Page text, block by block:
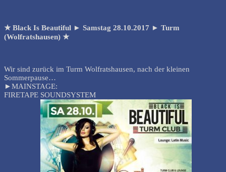
★ Black Is Beautiful ► Samstag 28.10.2017 ► Turm
(Wolfratshausen) ★
Wir sind zurück im Turm Wolfratshausen, nach der kleinen
Sommerpause…
►MAINSTAGE:
FIRETAPE SOUNDSYSTEM